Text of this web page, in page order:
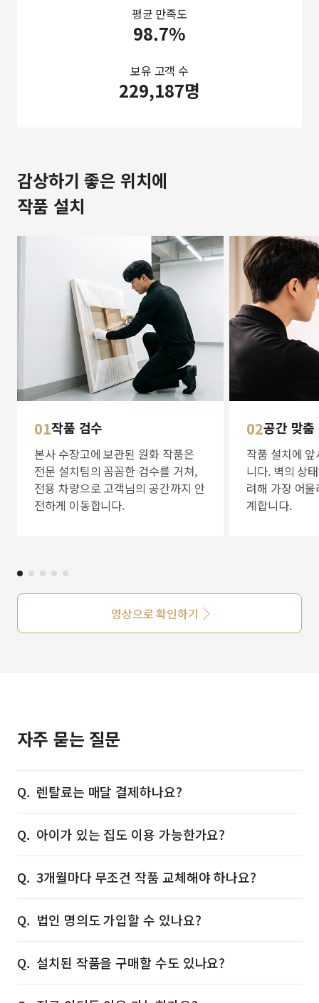
평균 만족도
98.7%
보유 고객 수
229,187명
감상하기 좋은 위치에
작품 설치
01작품 검수
본사 수장고에 보관된 원화 작품은
전문 설치팀의 꼼꼼한 검수를 거쳐,
전용 차량으로 고객님의 공간까지 안
전하게 이동합니다.
02공간 맞
작품 설치에
니다. 벽의 상
려해 가장 어
계합니다.
영상으로 확인하기
자주 묻는 질문
렌탈료는 매달 결제하나요?
아이가 있는 집도 이용 가능한가요?
3개월마다 무조건 작품 교체해야 하나요?
법인 명의도 가입할 수 있나요?
설치된 작품을 구매할 수도 있나요?